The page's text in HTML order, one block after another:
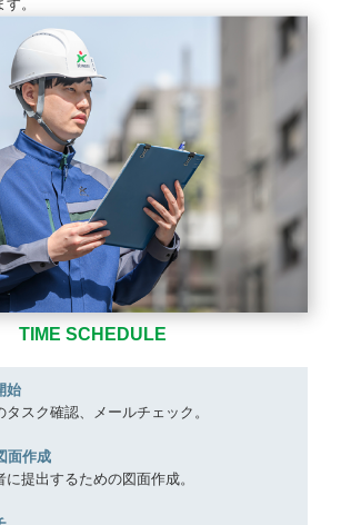
。
TIME SCHEDULE
始
タスク確認、メールチェック。
面作成
に提出するための図面作成。